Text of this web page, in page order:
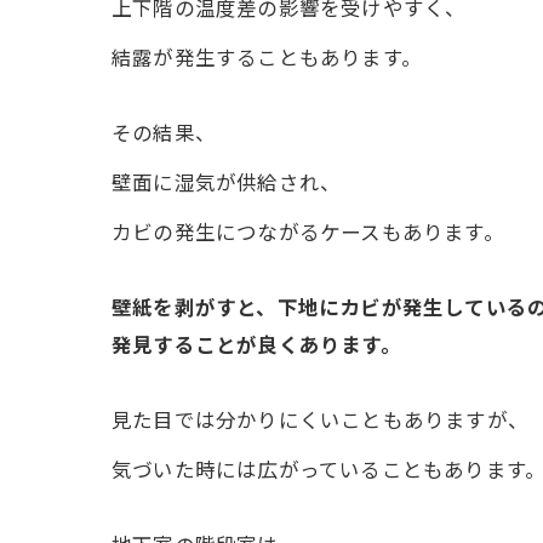
上下階の温度差の影響を受けやすく、
結露が発生することもあります。
その結果、
壁面に湿気が供給され、
カビの発生につながるケースもあります。
壁紙を剥がすと、下地にカビが発生している
発見することが良くあります。
見た目では分かりにくいこともありますが、
気づいた時には広がっていることもあります